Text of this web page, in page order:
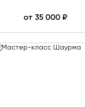
от 35 000₽